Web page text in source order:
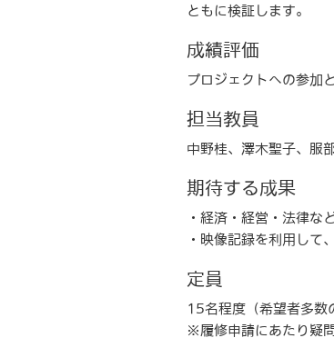
ともに検証します。
成績評価
プロジェクトへの参加
担当教員
中野桂、澤木聖子、服
期待する成果
・経済・経営・法律な
・映像記録を利用して
定員
15名程度（希望者多数
※履修申請にあたり疑